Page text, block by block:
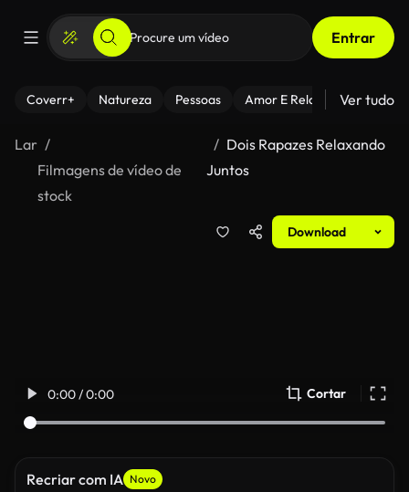
Entrar
Coverr+ Natureza Pessoas Amor E Relacionamentos
Ver tudo
Lar
Filmagens de vídeo de
stock
Dois Rapazes Relaxando
Juntos
Download
0:00 / 0:00 Cortar
Recriar com IA Novo